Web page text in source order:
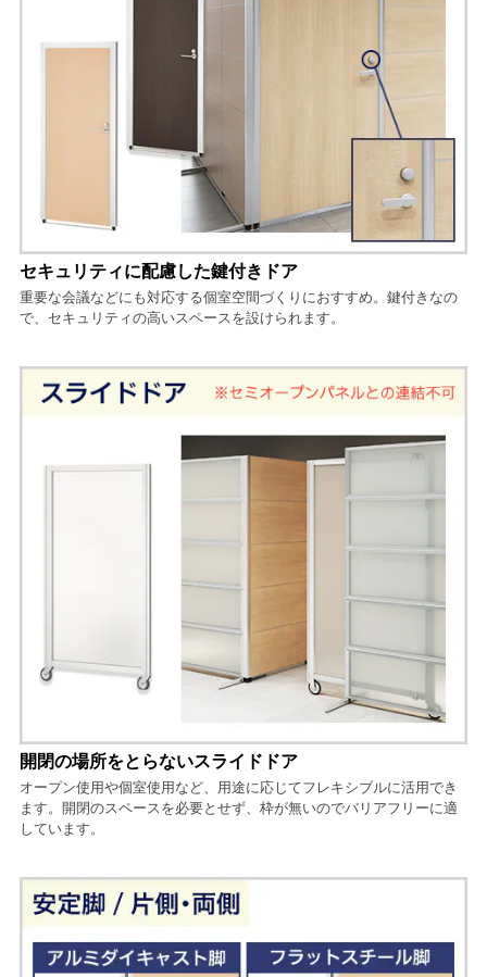
セキュリティに配慮した鍵付きドア
重要な会議などにも対応する個室空間づくりにおすすめ。鍵付きなの
で、セキュリティの高いスペースを設けられます。
開閉の場所をとらないスライドドア
オープン使用や個室使用など、用途に応じてフレキシブルに活用でき
ます。開閉のスペースを必要とせず、枠が無いのでバリアフリーに適
しています。